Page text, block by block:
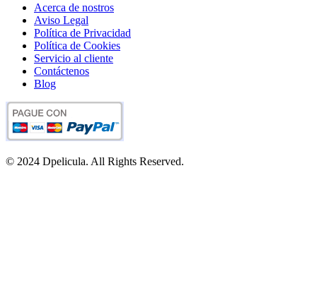
Acerca de nostros
Aviso Legal
Política de Privacidad
Política de Cookies
Servicio al cliente
Contáctenos
Blog
© 2024 Dpelicula. All Rights Reserved.